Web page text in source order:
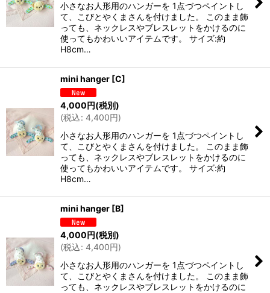
小さなお人形用のハンガーを 1点づつペイントし
て、こびとやくまさんを付けました。 このまま飾
っても、ネックレスやブレスレットをかけるのに
使ってもかわいいアイテムです。 サイズ:約
H8cm…
mini hanger [C]
4,000円(税別)
(税込: 4,400円)
小さなお人形用のハンガーを 1点づつペイントし
て、こびとやくまさんを付けました。 このまま飾
っても、ネックレスやブレスレットをかけるのに
使ってもかわいいアイテムです。 サイズ:約
H8cm…
mini hanger [B]
4,000円(税別)
(税込: 4,400円)
小さなお人形用のハンガーを 1点づつペイントし
て、こびとやくまさんを付けました。 このまま飾
っても、ネックレスやブレスレットをかけるのに